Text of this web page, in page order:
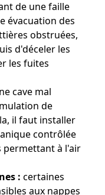
de une faille
évacuation des
obstruées,
d'déceler les
les fuites
cave mal
de
il faut installer
contrôlée
permettant à l'air
: certaines
aux nappes